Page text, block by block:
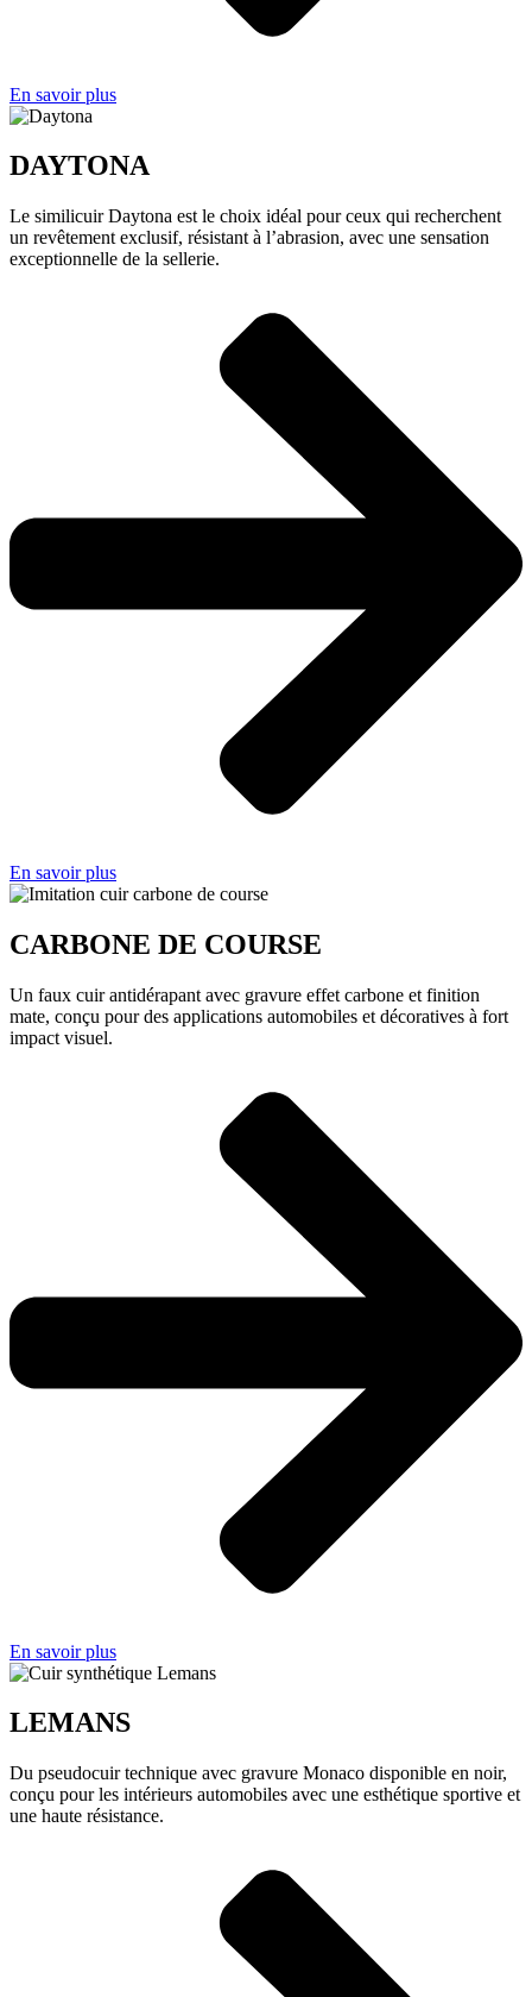
En savoir plus
DAYTONA
Le similicuir Daytona est le choix idéal pour ceux qui recherchent
un revêtement exclusif, résistant à l’abrasion, avec une sensation
exceptionnelle de la sellerie.
En savoir plus
CARBONE DE COURSE
Un faux cuir antidérapant avec gravure effet carbone et finition
mate, conçu pour des applications automobiles et décoratives à fort
impact visuel.
En savoir plus
LEMANS
Du pseudocuir technique avec gravure Monaco disponible en noir,
conçu pour les intérieurs automobiles avec une esthétique sportive et
une haute résistance.